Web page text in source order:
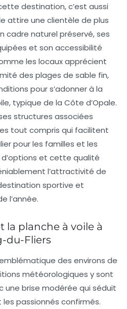
destination, c’est aussi
attire une clientèle de plus
cadre naturel préservé, ses
et son accessibilité
les locaux apprécient
des plages de sable fin,
pour s’adonner à la
typique de la Côte d’Opale.
structures associées
tout compris qui facilitent
pour les familles et les
et cette qualité
l’attractivité de
sportive et
l’année.
la planche à voile à
du-Fliers
des environs de
météorologiques y sont
une brise modérée qui séduit
passionnés confirmés.